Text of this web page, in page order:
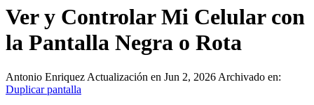
Ver y Controlar Mi Celular con
la Pantalla Negra o Rota
Antonio Enriquez Actualización en Jun 2, 2026 Archivado en:
Duplicar pantalla